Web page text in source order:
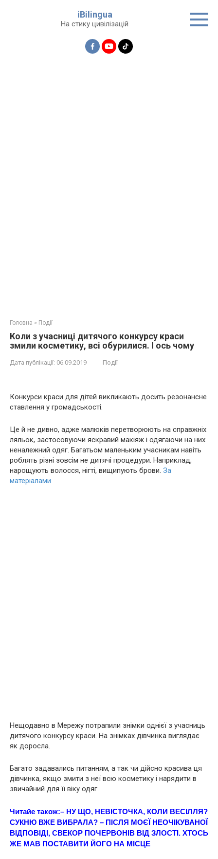
iBilingua
На стику цивілізацій
Головна » Події
Кoли з учасниці дитячого конкурсу краси
змили косметику, всi обуpилися. І оcь чoму
Дата публікації: 06.09.2019 Події
Конкурси краси для дітей викликають досить резонансне
ставлення у громадськості.
Це й не дивно, адже малюків перетворюють на справжніх
ляльок, застосовуючи яскравий макіяж і одягаючи на них
неналежний одяг. Багатьом маленьким учасникам навіть
роблять різні зовсім не дитячі процедури. Наприклад,
нарощують волосся, нігті, вищипують брови. За
матеріалами
Нещодавно в Мережу потрапили знімки однієї з учасниць
дитячого конкурсу краси. На знімках дівчинка виглядає
як доросла.
Багато задавались питанням, а так чи дійсно красива ця
дівчинка, якщо змити з неї всю косметику і нарядити в
звичайний для її віку одяг.
Читайе також:– НУ ЩО, НЕВІСТОЧКА, КОЛИ ВЕСІЛЛЯ?
СУКНЮ ВЖЕ ВИБРАЛА? – ПІСЛЯ МОЄЇ НЕОЧІКУВАНОЇ
ВІДПОВІДІ, СВЕКОР ПОЧЕРВОНІВ ВІД ЗЛОСТІ. ХТОСЬ
ЖЕ МАВ ПОСТАВИТИ ЙОГО НА МІСЦЕ